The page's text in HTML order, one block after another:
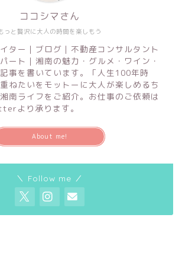
っと贅沢に大人の時間を楽しもう
ココシマさん
ター｜ブログ｜不動産コンサルタント
ート｜湘南の魅力・グルメ・ワイン・
事を書いています。「人生100年時
ねたいをモットーに大人が楽しめるち
南ライフをご紹介。お仕事のご依頼は
より承ります。
About me!
＼ Follow me ／